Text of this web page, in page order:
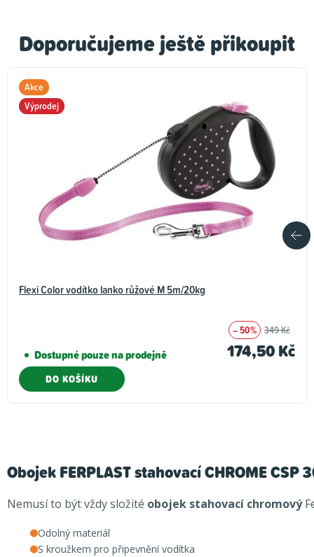
Doporučujeme ještě přikoupit
Akce
Výprodej
Flexi Color vodítko lanko růžové M 5m/20kg
Dostupné pouze na prodejně
– 50% 349 Kč
174,50 Kč
DO KOŠÍKU
Obojek FERPLAST stahovací CHROME CSP
Nemusí to být vždy složité obojek stahovací chromový
Odolný materiál
S kroužkem pro připevnění vodítka